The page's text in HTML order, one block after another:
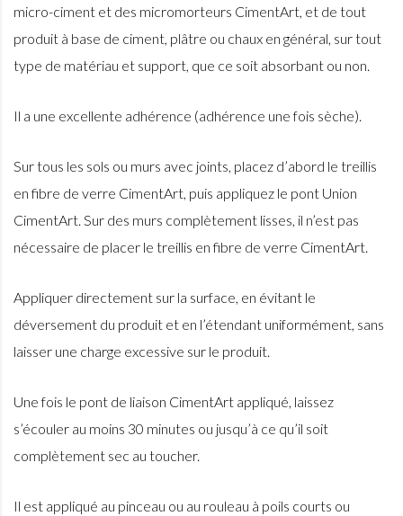
micro-ciment et des micromorteurs CimentArt, et de tout
produit à base de ciment, plâtre ou chaux en général, sur tout
type de matériau et support, que ce soit absorbant ou non.
Il a une excellente adhérence (adhérence une fois sèche).
Sur tous les sols ou murs avec joints, placez d’abord le treillis
en fibre de verre CimentArt, puis appliquez le pont Union
CimentArt. Sur des murs complètement lisses, il n’est pas
nécessaire de placer le treillis en fibre de verre CimentArt.
Appliquer directement sur la surface, en évitant le
déversement du produit et en l’étendant uniformément, sans
laisser une charge excessive sur le produit.
Une fois le pont de liaison CimentArt appliqué, laissez
s’écouler au moins 30 minutes ou jusqu’à ce qu’il soit
complètement sec au toucher.
Il est appliqué au pinceau ou au rouleau à poils courts ou